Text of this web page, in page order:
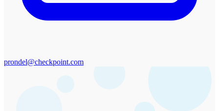
prondel@checkpoint.com